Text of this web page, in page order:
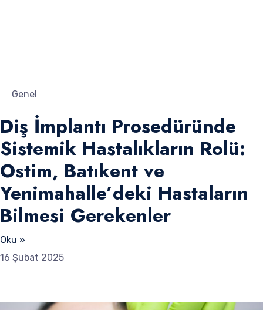
Genel
Diş İmplantı Prosedüründe
Sistemik Hastalıkların Rolü:
Ostim, Batıkent ve
Yenimahalle’deki Hastaların
Bilmesi Gerekenler
Oku »
16 Şubat 2025